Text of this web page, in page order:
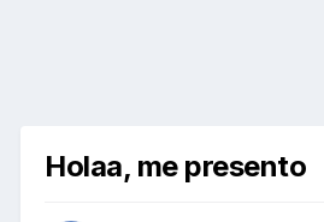
Holaa, me presento